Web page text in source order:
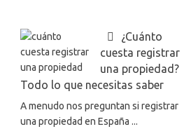
¿Cuánto
cuesta registrar
una propiedad?
Todo lo que necesitas saber
A menudo nos preguntan si registrar
una propiedad en España ...